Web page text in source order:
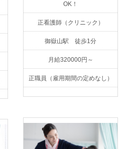
OK！
正看護師（クリニック）
御嶽山駅 徒歩1分
月給320000円～
正職員（雇用期間の定めなし）